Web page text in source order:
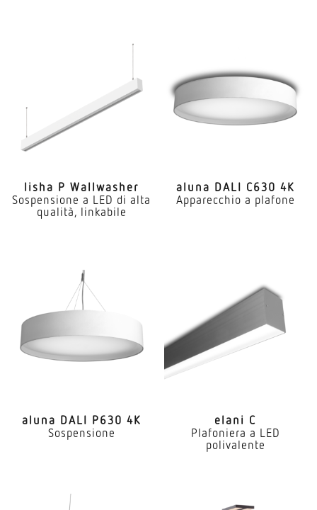
lisha P Wallwasher
Sospensione a LED di alta
qualità, linkabile
aluna DALI C630 4K
Apparecchio a plafone
aluna DALI P630 4K
Sospensione
elani C
Plafoniera a LED
polivalente